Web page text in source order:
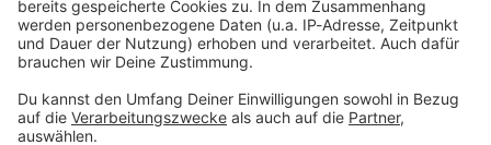
Kontaktformular
Sprachnachricht